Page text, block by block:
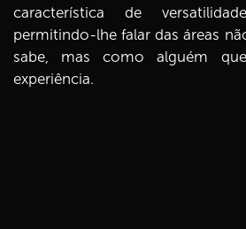
característica de
permitindo-lhe falar das áreas
sabe, mas como alguém
experiência.